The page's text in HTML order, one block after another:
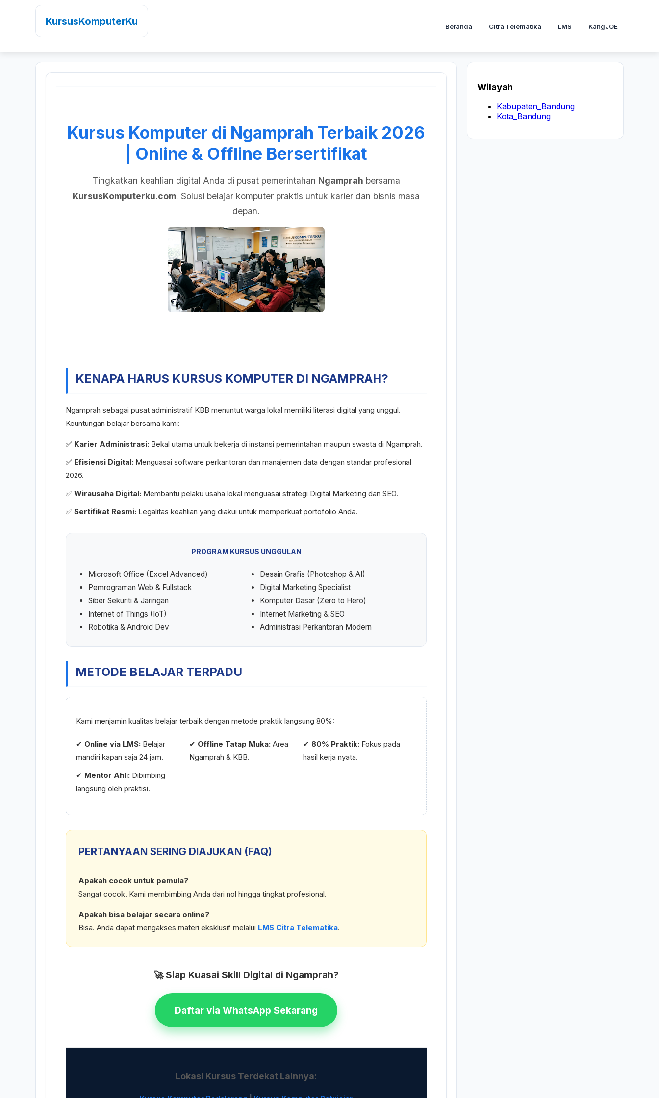
KursusKomputerKu Beranda Citra Telematika LMS KangJOE
Kursus Komputer di Ngamprah Terbaik 2026
| Online & Offline Bersertifikat
Tingkatkan keahlian digital Anda di pusat pemerintahan Ngamprah bersama
KursusKomputerku.com. Solusi belajar komputer praktis untuk karier dan bisnis masa
depan.
KENAPA HARUS KURSUS KOMPUTER DI NGAMPRAH?
Ngamprah sebagai pusat administratif KBB menuntut warga lokal memiliki literasi digital yang unggul.
Keuntungan belajar bersama kami:
✅ Karier Administrasi: Bekal utama untuk bekerja di instansi pemerintahan maupun swasta di Ngamprah.
✅ Efisiensi Digital: Menguasai software perkantoran dan manajemen data dengan standar profesional
2026.
✅ Wirausaha Digital: Membantu pelaku usaha lokal menguasai strategi Digital Marketing dan SEO.
✅ Sertifikat Resmi: Legalitas keahlian yang diakui untuk memperkuat portofolio Anda.
PROGRAM KURSUS UNGGULAN
Microsoft Office (Excel Advanced)
Pemrograman Web & Fullstack
Siber Sekuriti & Jaringan
Internet of Things (IoT)
Robotika & Android Dev
Desain Grafis (Photoshop & AI)
Digital Marketing Specialist
Komputer Dasar (Zero to Hero)
Internet Marketing & SEO
Administrasi Perkantoran Modern
METODE BELAJAR TERPADU
Kami menjamin kualitas belajar terbaik dengan metode praktik langsung 80%:
✔ Online via LMS: Belajar
mandiri kapan saja 24 jam.
✔ Offline Tatap Muka: Area
Ngamprah & KBB.
✔ 80% Praktik:Fokus pada
hasil kerja nyata.
✔ Mentor Ahli: Dibimbing
langsung oleh praktisi.
PERTANYAAN SERING DIAJUKAN (FAQ)
Apakah cocok untuk pemula?
Sangat cocok. Kami membimbing Anda dari nol hingga tingkat profesional.
Apakah bisa belajar secara online?
Bisa. Anda dapat mengakses materi eksklusif melalui LMS Citra Telematika.
🚀 Siap Kuasai Skill Digital di Ngamprah?
Daftar via WhatsApp Sekarang
Lokasi Kursus Terdekat Lainnya:
Wilayah
Kabupaten_Bandung
Kota_Bandung